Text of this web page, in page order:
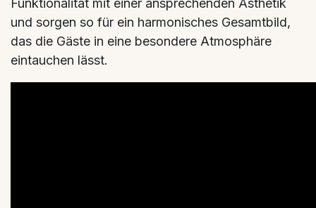
Funktionalität mit einer ansprechenden Ästhetik
und sorgen so für ein harmonisches Gesamtbild,
das die Gäste in eine besondere Atmosphäre
eintauchen lässt.